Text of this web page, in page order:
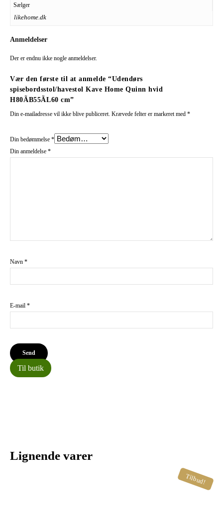
Sælger
likehome.dk
Anmeldelser
Der er endnu ikke nogle anmeldelser.
Vær den første til at anmelde “Udendørs
spisebordsstol/havestol Kave Home Quinn hvid
H80ÃB55ÃL60 cm”
Din e-mailadresse vil ikke blive publiceret. Krævede felter er markeret med *
Din bedømmelse *
Din anmeldelse *
Navn *
E-mail *
Til butik
Lignende varer
Tilbud!